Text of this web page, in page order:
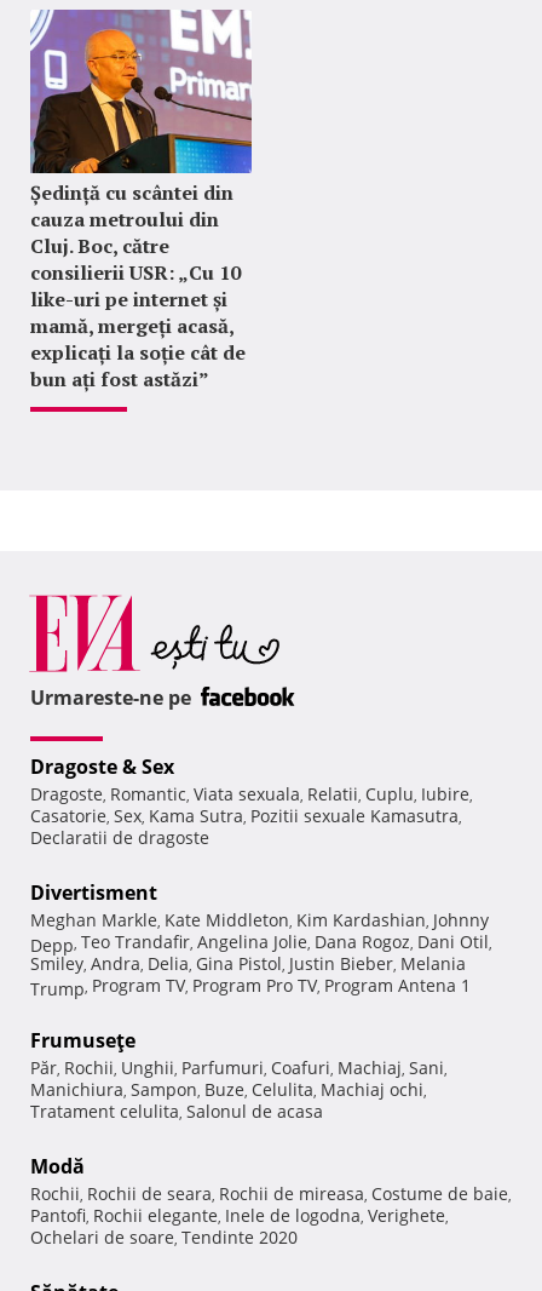
Ședință cu scântei din
cauza metroului din
Cluj. Boc, către
consilierii USR: „Cu 10
like-uri pe internet și
mamă, mergeți acasă,
explicați la soție cât de
bun ați fost astăzi”
Urmareste-ne pe
Dragoste & Sex
Dragoste, Romantic, Viata sexuala, Relatii, Cuplu, Iubire,
Casatorie, Sex, Kama Sutra, Pozitii sexuale Kamasutra,
Declaratii de dragoste
Divertisment
Meghan Markle, Kate Middleton, Kim Kardashian, Johnny
Depp, Teo Trandafir, Angelina Jolie, Dana Rogoz, Dani Otil,
Smiley, Andra, Delia, Gina Pistol, Justin Bieber, Melania
Trump, Program TV, Program Pro TV, Program Antena 1
Frumuseţe
Păr, Rochii, Unghii, Parfumuri, Coafuri, Machiaj, Sani,
Manichiura, Sampon, Buze, Celulita, Machiaj ochi,
Tratament celulita, Salonul de acasa
Modă
Rochii, Rochii de seara, Rochii de mireasa, Costume de baie,
Pantofi, Rochii elegante, Inele de logodna, Verighete,
Ochelari de soare, Tendinte 2020